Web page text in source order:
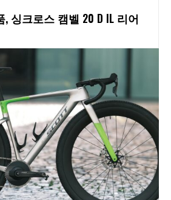
, 싱크로스 캠벨 20 D IL 리어